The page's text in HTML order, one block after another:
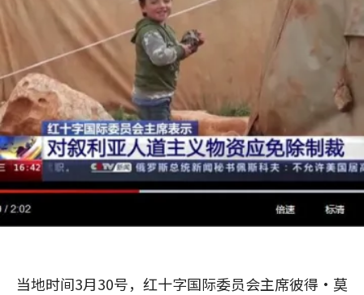
当地时间3月30号，红十字国际委员会主席彼得·莫